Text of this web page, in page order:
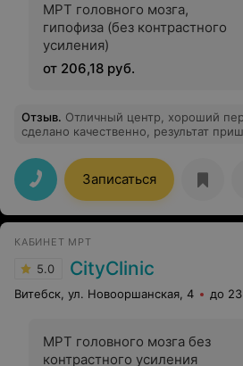
МРТ головного мозга,
гипофиза (без контрастного
усиления)
от 206,18 руб.
Отзыв. Отличный центр, хороший
сделано качественно, результат
Записаться
КАБИНЕТ МРТ
5.0 CityClinic
Витебск, ул. Новооршанская, 4 до
МРТ головного мозга без
контрастного усиления